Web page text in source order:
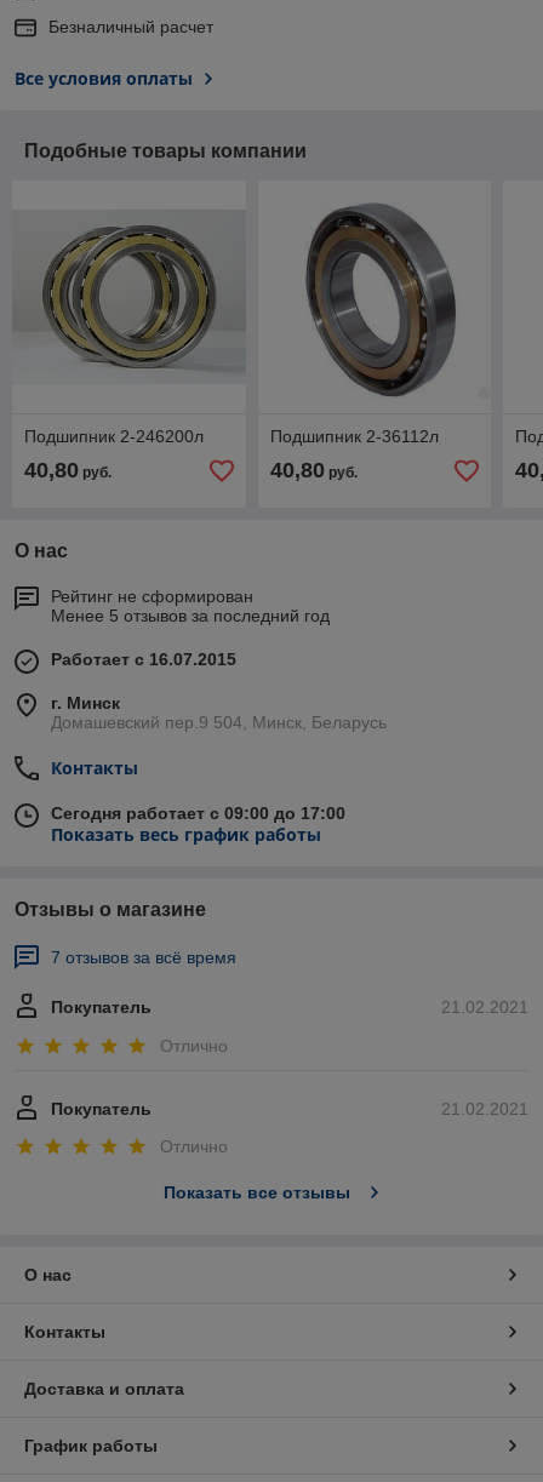
Безналичный расчет
Все условия оплаты
Подобные товары компании
Подшипник 2-246200л
40,80 руб.
Подшипник 2-36112л
40,80руб.
О нас
Рейтинг не сформирован
Менее 5 отзывов за последний год
Работает с 16.07.2015
г. Минск
Домашевский пер.9 504, Минск, Беларусь
Контакты
Сегодня работает с 09:00 до 17:00
Показать весь график работы
Отзывы о магазине
7 отзывов за всё время
21.02.2021
Покупатель
Отлично
21.02.2021
Покупатель
Отлично
Показать все отзывы
О нас
Контакты
Доставка и оплата
График работы